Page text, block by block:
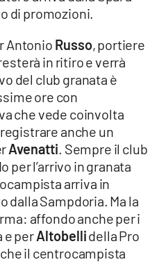
di promozioni.
Antonio Russo, portiere
in ritiro e verrà
del club granata è
ore con
che vede coinvolta
registrare anche un
Avenatti . Sempre il club
per l’arrivo in granata
arriva in
Sampdoria. Ma la
affondo anche per i
e perAltobellidella Pro
il centrocampista